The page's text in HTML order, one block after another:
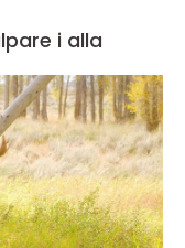
i alla